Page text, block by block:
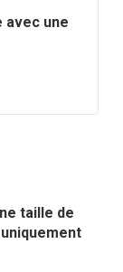
avec une
taille de